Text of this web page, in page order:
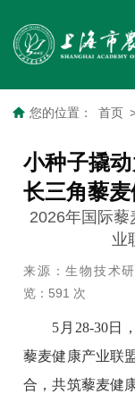
您的位置： 首页
小种子撬
长三角藜
2026年国际
业
来源：生物技术
览： 591 次
5月28-30日
藜麦健康产业联
合，共筑藜麦健